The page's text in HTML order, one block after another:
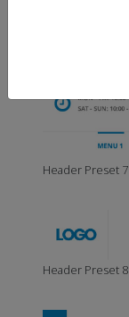
Header Preset 7
Header Preset 8